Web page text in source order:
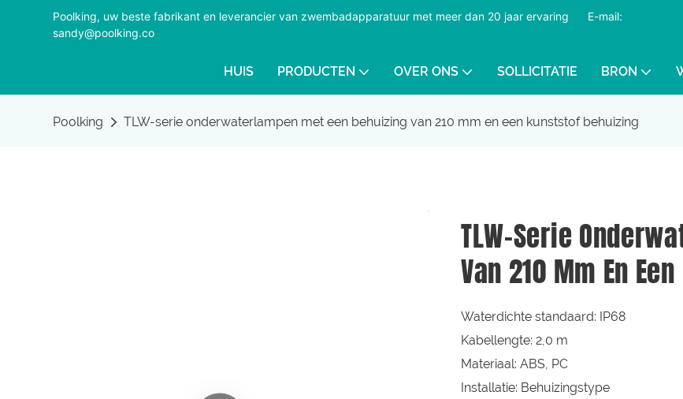
Poolking, uw beste fabrikant en leverancier van zwembadapparatuur met meer dan 20 jaar ervaring
E-mail:
sandy@poolking.co
HUIS PRODUCTEN OVER ONS SOLLICITATIE BRON
Poolking TLW-serie onderwaterlampen met een behuizing van 210 mm en een kunststof behuizing
TLW-Serie
Van 210 Mm En
Waterdichte standaard: IP68
Kabellengte: 2,0 m
Materiaal: ABS, PC
Installatie: Behuizingstype